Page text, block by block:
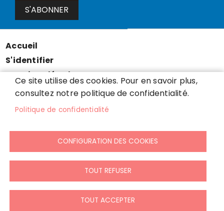
S'ABONNER
Menu
Pied
de
page
Accueil
S'identifier
Mentions légales
Données personnelles
Cookies
Contact
Plan du site
Ce site utilise des cookies. Pour en savoir plus,
consultez notre politique de confidentialité.
Politique de confidentialité
CONFIGURATION DES COOKIES
TOUT REFUSER
TOUT ACCEPTER